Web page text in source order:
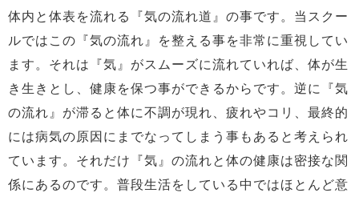
体内と体表を流れる『気の流れ道』の事です。当スクー
ルではこの『気の流れ』を整える事を非常に重視してい
ます。それは『気』がスムーズに流れていれば、体が生
き生きとし、健康を保つ事ができるからです。逆に『気
の流れ』が滞ると体に不調が現れ、疲れやコリ、最終的
には病気の原因にまでなってしまう事もあると考えられ
ています。それだけ『気』の流れと体の健康は密接な関
係にあるのです。普段生活をしている中ではほとんど意